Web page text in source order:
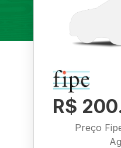
R$
Preço